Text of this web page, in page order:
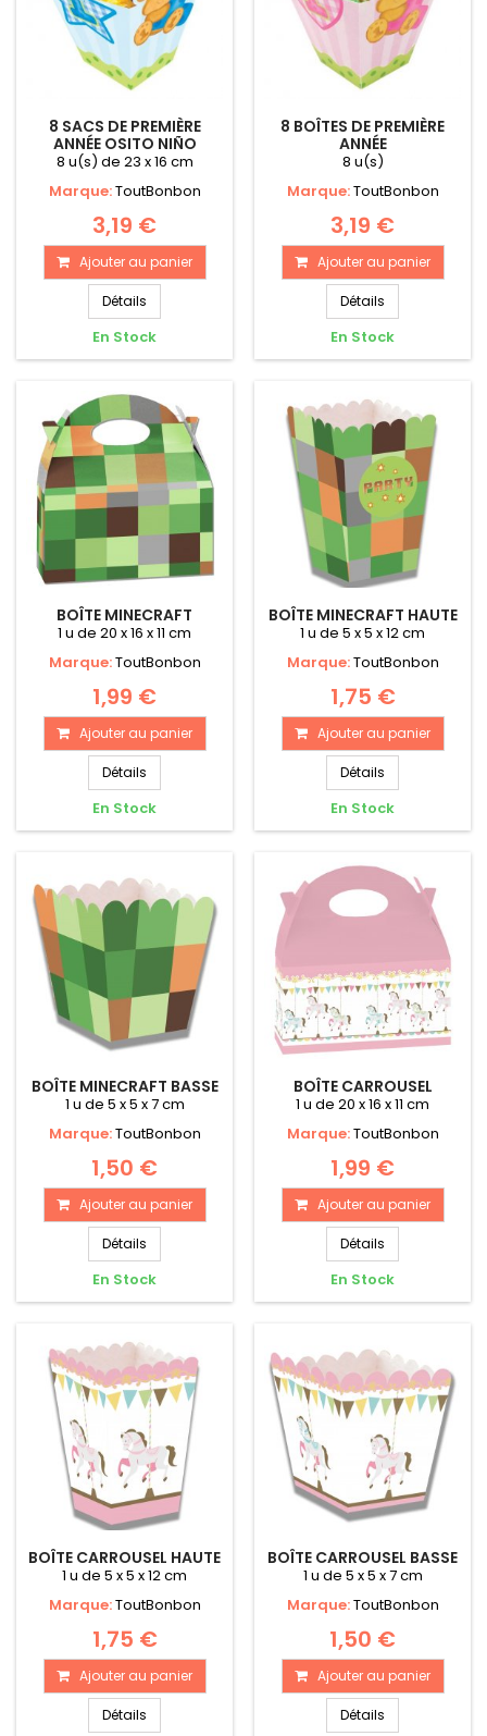
8 SACS DE PREMIÈRE
ANNÉE OSITO NIÑO
8 u(s) de 23 x 16 cm
Marque:ToutBonbon
3,19 €
Ajouter au panier
Détails
En Stock
8 BOÎTES DE PREMIÈRE
ANNÉE
8 u(s)
Marque:ToutBonbon
3,19 €
Ajouter au panier
Détails
En Stock
BOÎTE MINECRAFT
1 u de 20 x 16 x 11 cm
Marque:ToutBonbon
1,99 €
Ajouter au panier
Détails
En Stock
BOÎTE MINECRAFT HAUTE
1 u de 5 x 5 x 12 cm
Marque:ToutBonbon
1,75 €
Ajouter au panier
Détails
En Stock
BOÎTE MINECRAFT BASSE
1 u de 5 x 5 x 7 cm
Marque:ToutBonbon
1,50 €
Ajouter au panier
Détails
En Stock
BOÎTE CARROUSEL
1 u de 20 x 16 x 11 cm
Marque:ToutBonbon
1,99 €
Ajouter au panier
Détails
En Stock
BOÎTE CARROUSEL HAUTE
1 u de 5 x 5 x 12 cm
Marque:ToutBonbon
1,75 €
Ajouter au panier
Détails
BOÎTE CARROUSEL BASSE
1 u de 5 x 5 x 7 cm
Marque:ToutBonbon
1,50 €
Ajouter au panier
Détails